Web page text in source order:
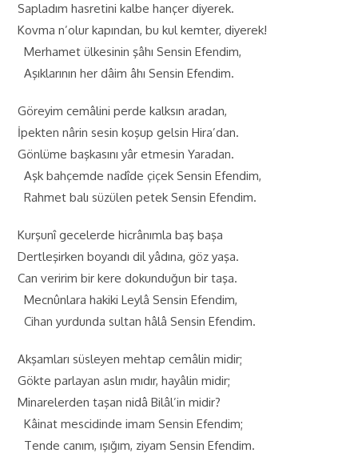
Sapladım hasretini kalbe hançer diyerek.
Kovma n’olur kapından, bu kul kemter, diyerek!
Merhamet ülkesinin şâhı Sensin Efendim,
Aşıklarının her dâim âhı Sensin Efendim.
Göreyim cemâlini perde kalksın aradan,
İpekten nârin sesin koşup gelsin Hira’dan.
Gönlüme başkasını yâr etmesin Yaradan.
Aşk bahçemde nadîde çiçek Sensin Efendim,
Rahmet balı süzülen petek Sensin Efendim.
Kurşunî gecelerde hicrânımla baş başa
Dertleşirken boyandı dil yâdına, göz yaşa.
Can veririm bir kere dokunduğun bir taşa.
Mecnûnlara hakiki Leylâ Sensin Efendim,
Cihan yurdunda sultan hâlâ Sensin Efendim.
Akşamları süsleyen mehtap cemâlin midir;
Gökte parlayan aslın mıdır, hayâlin midir;
Minarelerden taşan nidâ Bilâl’in midir?
Kâinat mescidinde imam Sensin Efendim;
Tende canım, ışığım, ziyam Sensin Efendim.